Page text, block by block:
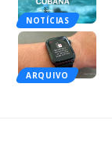
NOTÍCIAS
ARQUIVO